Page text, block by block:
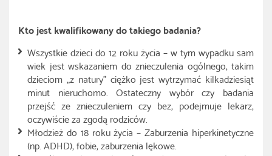
Kto jest kwalifikowany do takiego badania?
Wszystkie dzieci do 12 roku życia – w tym wypadku sam
wiek jest wskazaniem do znieczulenia ogólnego, takim
dzieciom „z natury” ciężko jest wytrzymać kilkadziesiąt
minut nieruchomo. Ostateczny wybór czy badania
przejść ze znieczuleniem czy bez, podejmuje lekarz,
oczywiście za zgodą rodziców.
Młodzież do 18 roku życia – Zaburzenia hiperkinetyczne
(np. ADHD), fobie, zaburzenia lękowe.